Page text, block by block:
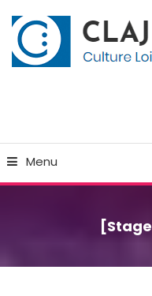
To
Content
Menu